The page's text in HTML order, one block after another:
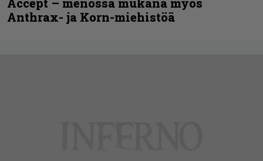
Accept – menossa mukana myös
Anthrax- ja Korn-miehistöä